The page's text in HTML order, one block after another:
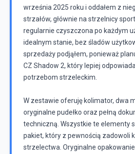
września 2025 roku i oddałem z
strzałów, głównie na strzelnicy
regularnie czyszczona po każdym
idealnym stanie, bez śladów
sprzedaży podjąłem, ponieważ
CZ Shadow 2, który lepiej
potrzebom strzeleckim.
W zestawie oferuję kolimator, dwa
oryginalne pudełko oraz pełną
techniczną. Wszystkie te elementy
pakiet, który z pewnością zadowoli
strzelectwa. Oryginalne